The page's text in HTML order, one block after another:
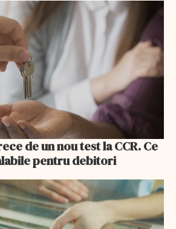
de un nou test la CCR. Ce
pentru debitori